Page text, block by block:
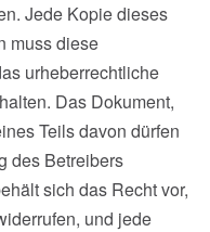
Jede Kopie dieses
muss diese
urheberrechtliche
Das Dokument,
Teils davon dürfen
des Betreibers
sich das Recht vor,
und jede